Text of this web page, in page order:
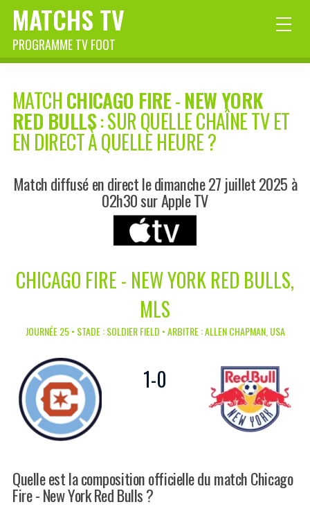
MATCHS TV
PROGRAMME TV FOOT
MATCHCHICAGO FIRE-NEW YORK
RED BULLS: SUR QUELLE CHAÎNE TV ET
EN DIRECT À QUELLE HEURE ?
Match diffusé en direct le dimanche 27 juillet 2025 à
02h30 sur Apple TV
CHICAGO FIRE - NEW YORK RED BULLS,
MLS
JOURNÉE 25 • STADE : SOLDIER FIELD • ARBITRE : ALLEN CHAPMAN, USA
1-0
Quelle est la composition officielle du match Chicago
Fire - New York Red Bulls ?